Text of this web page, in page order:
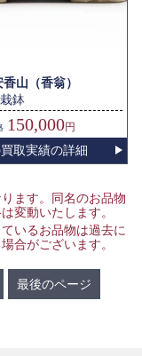
山（香翁）
鉢
150,000円
取実績の詳細
ます。同名のお品物
変動いたします。
いるお品物は過去に
合がございます。
最後のページ